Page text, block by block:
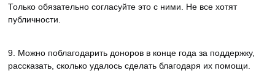
Только обязательно согласуйте это с ними. Не все хотят
публичности.
9. Можно поблагодарить доноров в конце года за поддержку,
рассказать, сколько удалось сделать благодаря их помощи.